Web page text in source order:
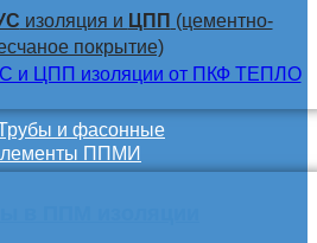
изоляция и ЦПП (цементно-
покрытие)
и фасонные
ППМИ